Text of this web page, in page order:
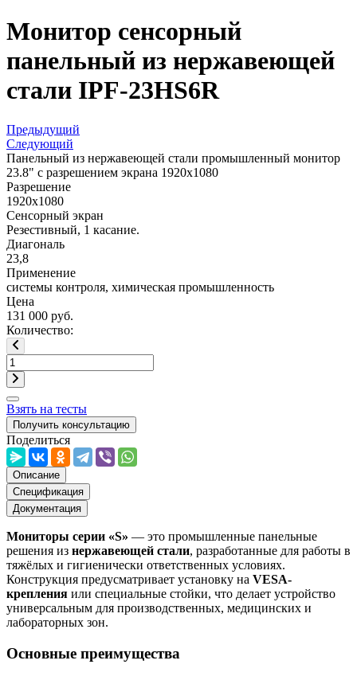
Монитор сенсорный
панельный из нержавеющей
стали IPF-23HS6R
Предыдущий
Следующий
Панельный из нержавеющей стали промышленный монитор
23.8" с разрешением экрана 1920x1080
Разрешение
1920x1080
Сенсорный экран
Резестивный, 1 касание.
Диагональ
23,8
Применение
системы контроля, химическая промышленность
Цена
131 000 руб.
Количество:
Взять на тесты
Получить консультацию
Поделиться
Описание
Спецификация
Документация
Мониторы серии «S» — это промышленные панельные
решения из нержавеющей стали, разработанные для работы в
тяжёлых и гигиенически ответственных условиях.
Конструкция предусматривает установку на VESA-
крепления или специальные стойки, что делает устройство
универсальным для производственных, медицинских и
лабораторных зон.
Основные преимущества